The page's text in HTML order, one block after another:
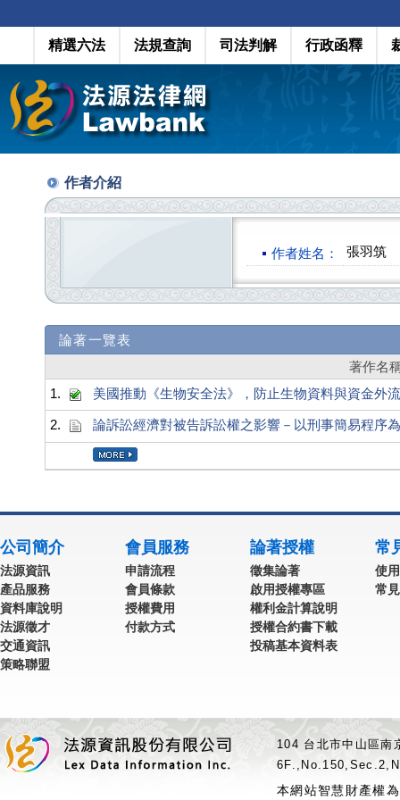
精選六法 法規查詢 司法判解 行政函釋
作者介紹
作者姓名： 張羽筑
論著一覽表
著作名
1.
美國推動《生物安全法》，防止生物資料與資金外
2. 論訴訟經濟對被告訴訟權之影響－以刑事簡易程序
公司簡介
法源資訊
產品服務
資料庫說明
法源徵才
交通資訊
策略聯盟
會員服務
申請流程
會員條款
授權費用
付款方式
論著授權
徵集論著
啟用授權專區
權利金計算說明
授權合約書下載
投稿基本資料表
常
使
常
104 台北市中山區
本網站智慧財產權